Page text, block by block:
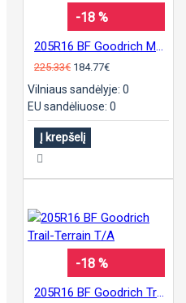
-18 %
225.33€ 184.77€
Vilniaus sandėlyje: 0
EU sandėliuose: 0
Į krepšelį
-18 %